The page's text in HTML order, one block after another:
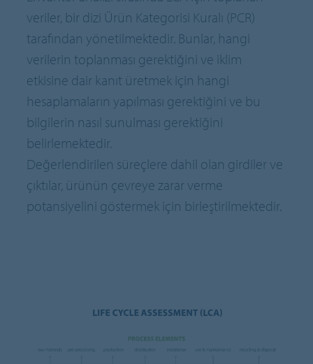
veriler, bir dizi Ürün Kategorisi Kuralı (PCR)
tarafından yönetilmektedir. Bunlar, hangi
verilerin toplanması gerektiğini ve iklim
etkisine dair kanıt üretmek için hangi
hesaplamaların yapılması gerektiğini ve bu
bilgilerin nasıl sunulması gerektiğini
belirlemektedir.
Değerlendirilen süreçlere dahil olan girdiler ve
çıktılar, ürünün çevreye zarar verme
potansiyelini göstermek için birleştirilmektedir.